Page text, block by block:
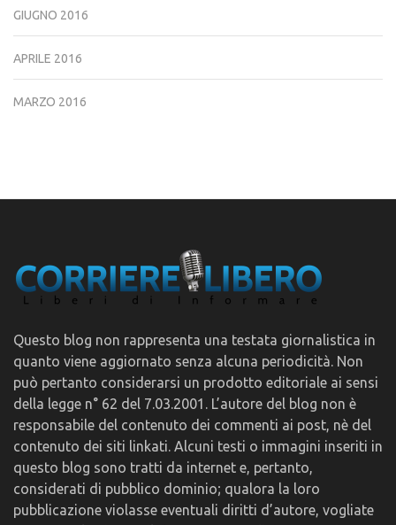
GIUGNO 2016
APRILE 2016
MARZO 2016
Questo blog non rappresenta una testata giornalistica in
quanto viene aggiornato senza alcuna periodicità. Non
può pertanto considerarsi un prodotto editoriale ai sensi
della legge n° 62 del 7.03.2001. L’autore del blog non è
responsabile del contenuto dei commenti ai post, nè del
contenuto dei siti linkati. Alcuni testi o immagini inseriti in
questo blog sono tratti da internet e, pertanto,
considerati di pubblico dominio; qualora la loro
pubblicazione violasse eventuali diritti d’autore, vogliate